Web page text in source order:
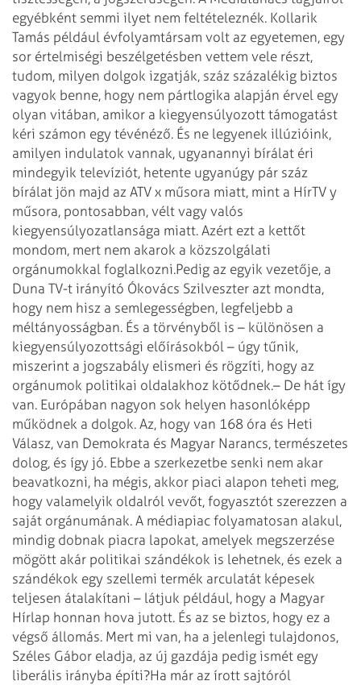
egyébként semmi ilyet nem feltételeznék. Kollarik
Tamás például évfolyamtársam volt az egyetemen, egy
sor értelmiségi beszélgetésben vettem vele részt,
tudom, milyen dolgok izgatják, száz százalékig biztos
vagyok benne, hogy nem pártlogika alapján érvel egy
olyan vitában, amikor a kiegyensúlyozott támogatást
kéri számon egy tévénéző. És ne legyenek illúzióink,
amilyen indulatok vannak, ugyanannyi bírálat éri
mindegyik televíziót, hetente ugyanúgy pár száz
bírálat jön majd az ATV x műsora miatt, mint a HírTV y
műsora, pontosabban, vélt vagy valós
kiegyensúlyozatlansága miatt. Azért ezt a kettőt
mondom, mert nem akarok a közszolgálati
orgánumokkal foglalkozni.Pedig az egyik vezetője, a
Duna TV-t irányító Ókovács Szilveszter azt mondta,
hogy nem hisz a semlegességben, legfeljebb a
méltányosságban. És a törvényből is – különösen a
kiegyensúlyozottsági előírásokból – úgy tűnik,
miszerint a jogszabály elismeri és rögzíti, hogy az
orgánumok politikai oldalakhoz kötődnek.– De hát így
van. Európában nagyon sok helyen hasonlóképp
működnek a dolgok. Az, hogy van 168 óra és Heti
Válasz, van Demokrata és Magyar Narancs, természetes
dolog, és így jó. Ebbe a szerkezetbe senki nem akar
beavatkozni, ha mégis, akkor piaci alapon teheti meg,
hogy valamelyik oldalról vevőt, fogyasztót szerezzen a
saját orgánumának. A médiapiac folyamatosan alakul,
mindig dobnak piacra lapokat, amelyek megszerzése
mögött akár politikai szándékok is lehetnek, és ezek a
szándékok egy szellemi termék arculatát képesek
teljesen átalakítani – látjuk például, hogy a Magyar
Hírlap honnan hova jutott. És az se biztos, hogy ez a
végső állomás. Mert mi van, ha a jelenlegi tulajdonos,
Széles Gábor eladja, az új gazdája pedig ismét egy
liberális irányba építi?Ha már az írott sajtóról